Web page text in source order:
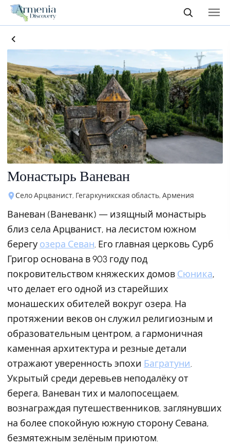
Монастырь Ваневан
Село Арцванист, Гегаркуникская область, Армения
Ваневан (Ваневанк) — изящный монастырь
близ села Арцванист, на лесистом южном
берегу озера Севан. Его главная церковь Сурб
Григор основана в 903 году под
покровительством княжеских домов Сюника,
что делает его одной из старейших
монашеских обителей вокруг озера. На
протяжении веков он служил религиозным и
образовательным центром, а гармоничная
каменная архитектура и резные детали
отражают уверенность эпохи Багратуни.
Укрытый среди деревьев неподалёку от
берега, Ваневан тих и малопосещаем,
вознаграждая путешественников, заглянувших
на более спокойную южную сторону Севана,
безмятежным зелёным приютом.